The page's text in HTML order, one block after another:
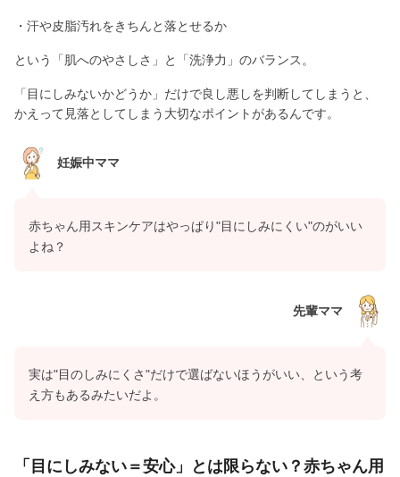
・汗や皮脂汚れをきちんと落とせるか
という「肌へのやさしさ」と「洗浄力」のバランス。
「目にしみないかどうか」だけで良し悪しを判断してしまうと、
かえって見落としてしまう大切なポイントがあるんです。
妊娠中ママ
赤ちゃん用スキンケアはやっぱり"目にしみにくい"のがいい
よね？
先輩ママ
実は"目のしみにくさ"だけで選ばないほうがいい、という考
え方もあるみたいだよ。
「目にしみない＝安心」とは限らない？赤ちゃん用